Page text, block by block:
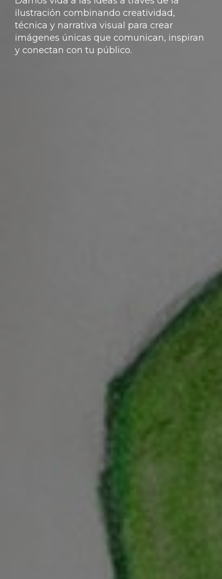
ilustración combinando creatividad,
técnica y narrativa visual para crear
imágenes únicas que comunican, inspiran
y conectan con tu público.